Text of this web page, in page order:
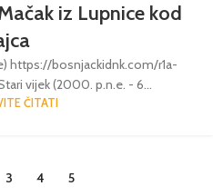
iz Lupnice kod
https://bosnjackidnk.com/r1a-
vijek (2000. p.n.e. - 6...
ČITATI
3 4 5